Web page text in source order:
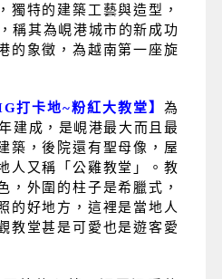
獨特的建築工藝與造型，
稱其為峴港城市的新成功
的象徵，為越南第一座旋
打卡地~粉紅大教堂】 為
建成，是峴港最大而且最
築，後院還有聖母像，屋
人又稱「公雞教堂」。教
，外圍的柱子是希臘式，
的好地方，這裡是當地人
教堂甚是可愛也是遊客愛